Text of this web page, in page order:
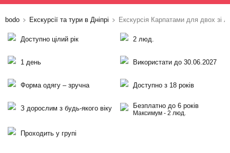
bodo Екскурсії та тури в Дніпрі Екскурсія Карпатами для двох зі
Доступно цілий рік 2 люд.
1 день Використати до 30.06.2027
Форма одягу – зручна Доступно з 18 років
З дорослим з будь-якого віку Безплатно до 6 років
Максимум - 2 люд.
Проходить у групі